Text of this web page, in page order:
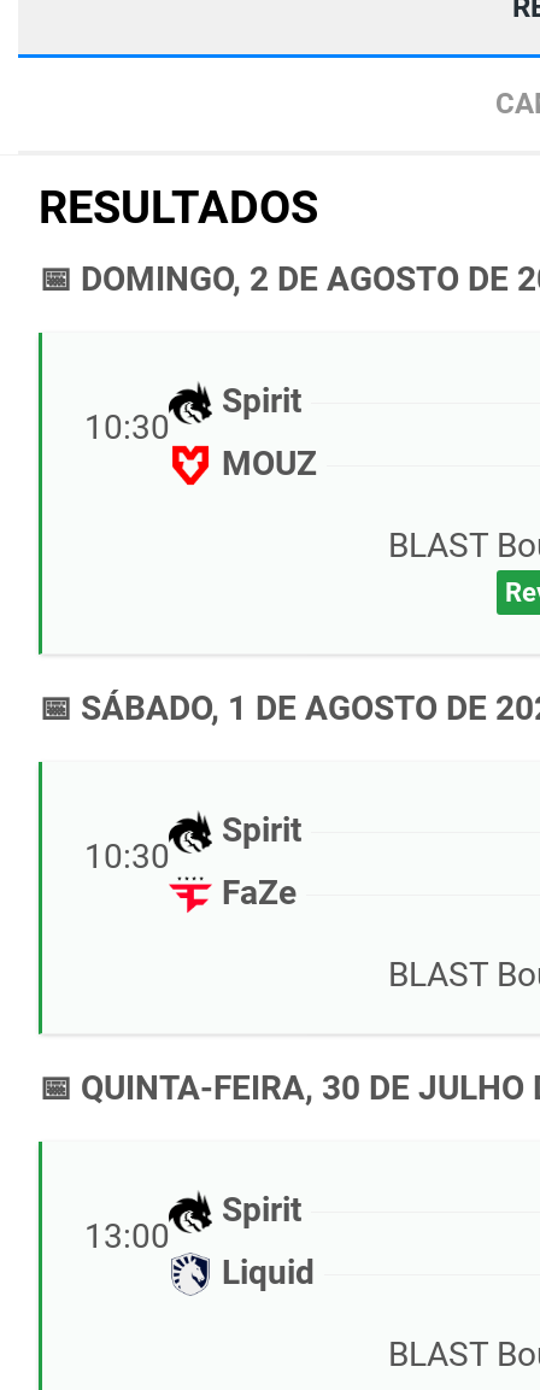
RESULTADOS
📅 DOMINGO, 2 DE AGOSTO DE
10:30
Spirit
MOUZ
BLAST
📅 SÁBADO, 1 DE AGOSTO DE
10:30
Spirit
FaZe
BLAST
📅 QUINTA-FEIRA, 30 DE JULHO
13:00
Spirit
Liquid
BLAST